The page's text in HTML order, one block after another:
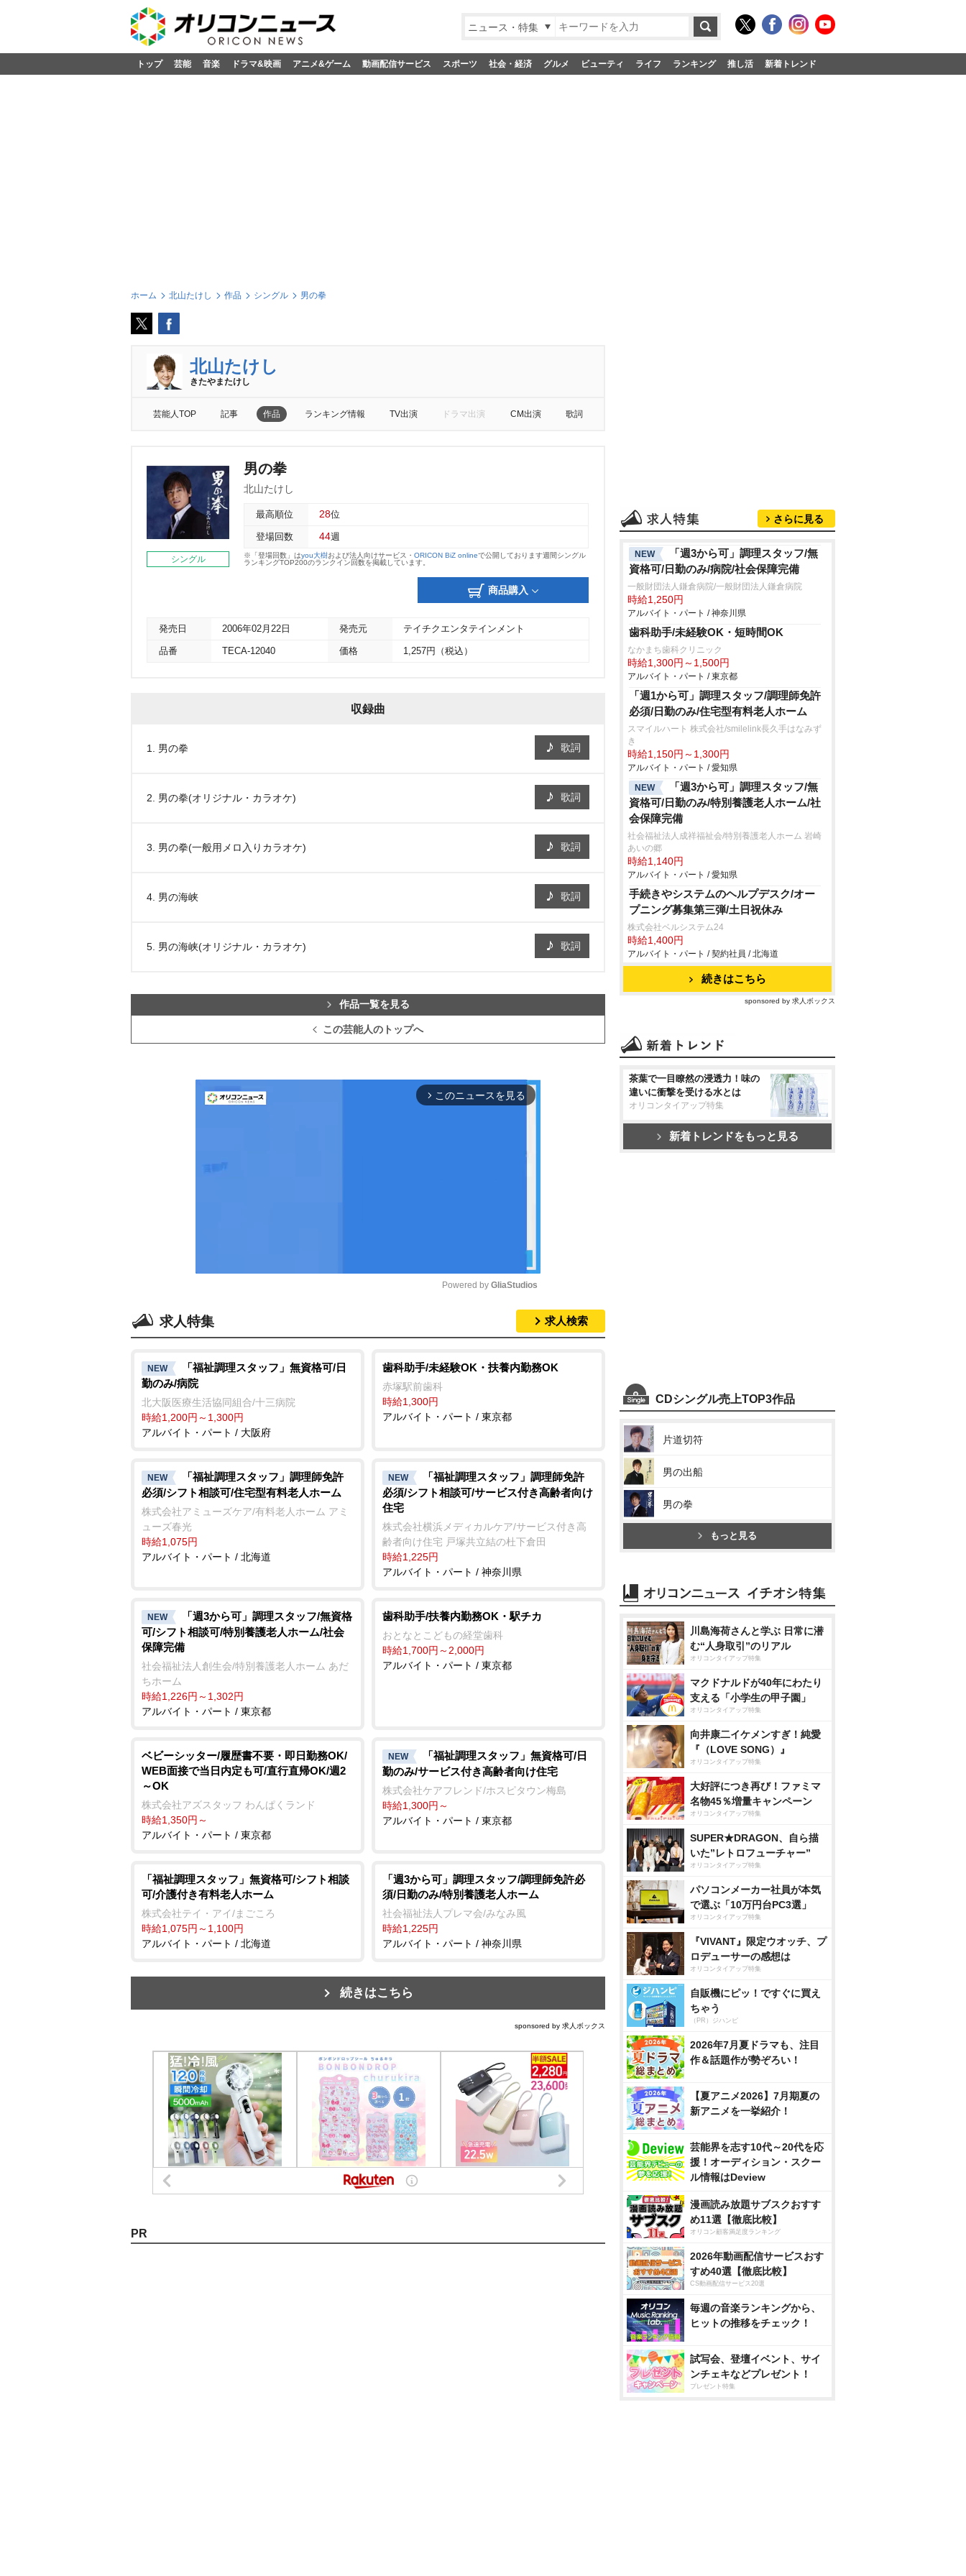
ニュース・特集
トップ 芸能 音楽 ドラマ&映画 アニメ&ゲーム 動画配信サービス スポーツ 社会・経済 グルメ ビューティ ライフ ランキング 推し活 新着トレンド
ホーム 北山たけし 作品 シングル 男の拳
北山たけし
きたやまたけし
芸能人TOP 記事 作品 ランキング情報 TV出演 ドラマ出演 CM出演 歌詞
シングル
男の拳
北山たけし
最高順位 28位
登場回数 44週
※「登場回数」はyou大樹および法人向けサービス・ ORICON BiZ onlineで公開しております週間シングル
ランキングTOP200のランクイン回数を掲載しています。
商品購入
発売日 2006年02月22日 発売元 テイチクエンタテインメント
品番 TECA-12040 価格 1,257円（税込）
収録曲
1. 男の拳 歌詞
2. 男の拳(オリジナル・カラオケ) 歌詞
3. 男の拳(一般用メロ入りカラオケ) 歌詞
4. 男の海峡 歌詞
5. 男の海峡(オリジナル・カラオケ) 歌詞
作品一覧を見る
この芸能人のトップへ
arrow_forward_ios このニュースを見る
Powered by GliaStudios
求人特集 求人検索
NEW
「福祉調理スタッフ」無資格可/日
勤のみ/病院
北大阪医療生活協同組合/十三病院
時給1,200円～1,300円
アルバイト・パート / 大阪府
歯科助手/未経験OK・扶養内勤務OK
赤塚駅前歯科
時給1,300円
アルバイト・パート / 東京都
NEW
「福祉調理スタッフ」調理師免許
必須/シフト相談可/住宅型有料老人ホーム
株式会社アミューズケア/有料老人ホーム アミ
ューズ春光
時給1,075円
アルバイト・パート / 北海道
NEW
「福祉調理スタッフ」調理師免許
必須/シフト相談可/サービス付き高齢者向け
住宅
株式会社横浜メディカルケア/サービス付き高
齢者向け住宅 戸塚共立結の杜下倉田
時給1,225円
アルバイト・パート / 神奈川県
NEW
「週3から可」調理スタッフ/無資格
可/シフト相談可/特別養護老人ホーム/社会
保障完備
社会福祉法人創生会/特別養護老人ホーム あだ
ちホーム
時給1,226円～1,302円
アルバイト・パート / 東京都
歯科助手/扶養内勤務OK・駅チカ
おとなとこどもの経堂歯科
時給1,700円～2,000円
アルバイト・パート / 東京都
ベビーシッター/履歴書不要・即日勤務OK/
WEB面接で当日内定も可/直行直帰OK/週2
～OK
株式会社アズスタッフ わんぱくランド
時給1,350円～
アルバイト・パート / 東京都
NEW
「福祉調理スタッフ」無資格可/日
勤のみ/サービス付き高齢者向け住宅
株式会社ケアフレンド/ホスピタウン梅島
時給1,300円～
アルバイト・パート / 東京都
「福祉調理スタッフ」無資格可/シフト相談
可/介護付き有料老人ホーム
株式会社テイ・アイ/まごころ
時給1,075円～1,100円
アルバイト・パート / 北海道
「週3から可」調理スタッフ/調理師免許必
須/日勤のみ/特別養護老人ホーム
社会福祉法人プレマ会/みなみ風
時給1,225円
アルバイト・パート / 神奈川県
続きはこちら
sponsored by 求人ボックス
PR
さらに見る
NEW
「週3から可」調理スタッフ/無
資格可/日勤のみ/病院/社会保障完備
一般財団法人鎌倉病院/一般財団法人鎌倉病院
時給1,250円
アルバイト・パート / 神奈川県
歯科助手/未経験OK・短時間OK
なかまち歯科クリニック
時給1,300円～1,500円
アルバイト・パート / 東京都
「週1から可」調理スタッフ/調理師免許
必須/日勤のみ/住宅型有料老人ホーム
スマイルハート 株式会社/smilelink長久手はなみず
き
時給1,150円～1,300円
アルバイト・パート / 愛知県
NEW
「週3から可」調理スタッフ/無
資格可/日勤のみ/特別養護老人ホーム/社
会保障完備
社会福祉法人成祥福祉会/特別養護老人ホーム 岩崎
あいの郷
時給1,140円
アルバイト・パート / 愛知県
手続きやシステムのヘルプデスク/オー
プニング募集第三弾/土日祝休み
株式会社ベルシステム24
時給1,400円
アルバイト・パート / 契約社員 / 北海道
続きはこちら
sponsored by 求人ボックス
茶葉で一目瞭然の浸透力！味の
違いに衝撃を受ける水とは
オリコンタイアップ特集
新着トレンドをもっと見る
CDシングル売上TOP3作品
片道切符
男の出船
男の拳
もっと見る
川島海荷さんと学ぶ 日常に潜
む“人身取引”のリアル
オリコンタイアップ特集
マクドナルドが40年にわたり
支える「小学生の甲子園」
オリコンタイアップ特集
向井康二イケメンすぎ！純愛
『（LOVE SONG）』
オリコンタイアップ特集
大好評につき再び！ファミマ
名物45％増量キャンペーン
オリコンタイアップ特集
SUPER★DRAGON、自ら描
いた”レトロフューチャー”
オリコンタイアップ特集
パソコンメーカー社員が本気
で選ぶ「10万円台PC3選」
オリコンタイアップ特集
『VIVANT』限定ウオッチ、プ
ロデューサーの感想は
オリコンタイアップ特集
自販機にピッ！ですぐに買え
ちゃう
（PR）ジハンピ
2026年7月夏ドラマも、注目
作＆話題作が勢ぞろい！
【夏アニメ2026】7月期夏の
新アニメを一挙紹介！
芸能界を志す10代～20代を応
援！オーディション・スクー
ル情報はDeview
漫画読み放題サブスクおすす
め11選【徹底比較】
オリコン顧客満足度ランキング
2026年動画配信サービスおす
すめ40選【徹底比較】
CS動画配信サービス20選
毎週の音楽ランキングから、
ヒットの推移をチェック！
試写会、登壇イベント、サイ
ンチェキなどプレゼント！
プレゼント特集